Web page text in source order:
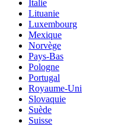
Italie
Lituanie
Luxembourg
Mexique
Norvège
Pays-Bas
Pologne
Portugal
Royaume-Uni
Slovaquie
Suède
Suisse